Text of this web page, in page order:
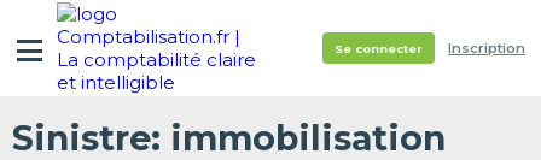
Se connecter Inscription
Sinistre: immobilisation